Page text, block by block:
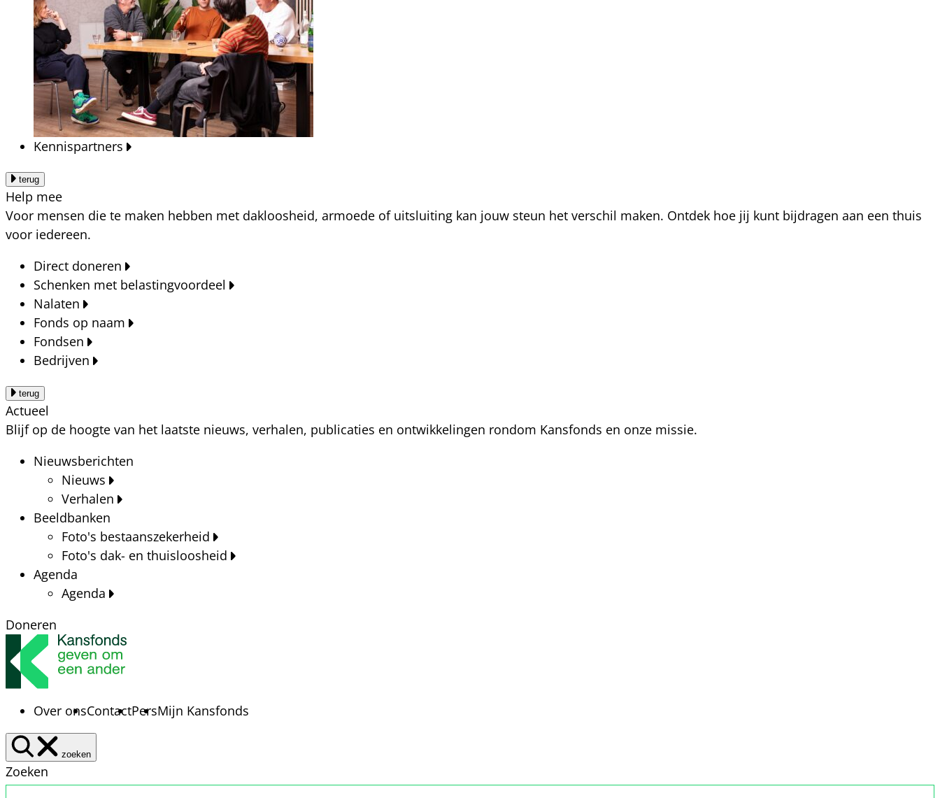
Kennispartners
terug
Help mee
Voor mensen die te maken hebben met dakloosheid, armoede of uitsluiting kan jouw steun het verschil maken. Ontdek hoe jij kunt bijdragen aan een thuis
voor iedereen.
Direct doneren
Schenken met belastingvoordeel
Nalaten
Fonds op naam
Fondsen
Bedrijven
terug
Actueel
Blijf op de hoogte van het laatste nieuws, verhalen, publicaties en ontwikkelingen rondom Kansfonds en onze missie.
Nieuwsberichten
Nieuws
Verhalen
Beeldbanken
Foto's bestaanszekerheid
Foto's dak- en thuisloosheid
Agenda
Agenda
Doneren
Over onsContactPersMijn Kansfonds
zoeken
Zoeken